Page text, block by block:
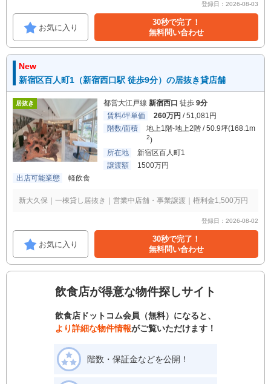
登録日：2026-08-03
お気に入り
30秒で完了！
無料問い合わせ
New
新宿区百人町1（新宿西口駅 徒歩9分）の居抜き貸店舗
居抜き 都営大江戸線 新宿西口 徒歩 9分
賃料/坪単価
260万円 / 51,081円
階数/面積
地上1階-地上2階 / 50.9坪(168.1m
2)
所在地
新宿区百人町1
譲渡額
1500万円
出店可能業態
軽飲食
新大久保｜一棟貸し居抜き｜営業中店舗・事業譲渡｜権利金1,500万円
登録日：2026-08-02
お気に入り
30秒で完了！
無料問い合わせ
飲食店が得意な物件探しサイト
飲食店ドットコム会員（無料）になると、
より詳細な物件情報がご覧いただけます！
階数・保証金などを公開！